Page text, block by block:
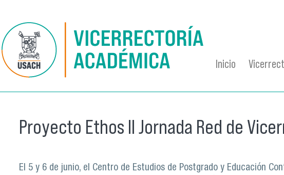
Inicio
Proyecto Ethos II Jornada Red de
El 5 y 6 de junio, el Centro de Estudios de Postgrado y Educación